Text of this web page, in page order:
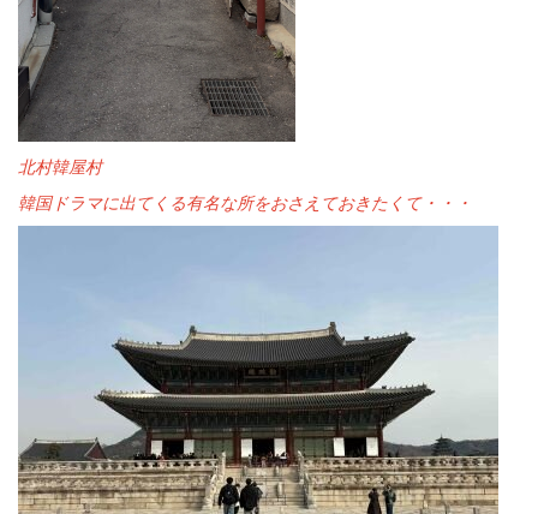
北村韓屋村
韓国ドラマに出てくる有名な所をおさえておきたくて・・・